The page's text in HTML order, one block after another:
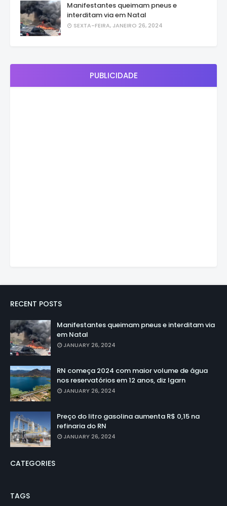
Manifestantes queimam pneus e
interditam via em Natal
SEXTA-FEIRA, JANEIRO 26, 2024
PUBLICIDADE
RECENT POSTS
Manifestantes queimam pneus e interditam via
em Natal
JANUARY 26, 2024
RN começa 2024 com maior volume de água
nos reservatórios em 12 anos, diz Igarn
JANUARY 26, 2024
Preço do litro gasolina aumenta R$ 0,15 na
refinaria do RN
JANUARY 26, 2024
CATEGORIES
TAGS